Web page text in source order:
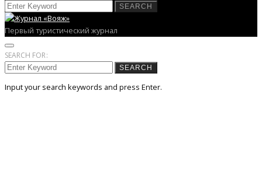
SEARCH
Первый туристический журнал
SEARCH FOR:
SEARCH
Input your search keywords and press Enter.